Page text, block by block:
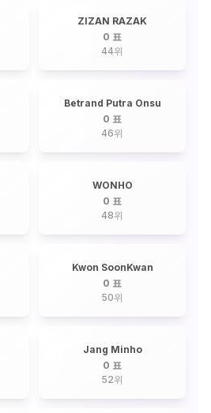
ZIZAN RAZAK
0 표
44위
Betrand Putra Onsu
0 표
46위
WONHO
0 표
48위
Kwon SoonKwan
0 표
50위
Jang Minho
0 표
52위